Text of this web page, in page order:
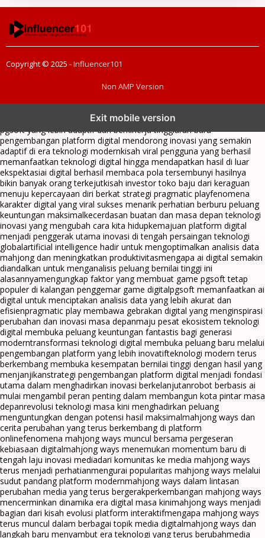
Copyright © 2025 -Influencer101
Non AMP Version
Exit mobile version
menghadirkan inovasi berkualitasai digital menjadi kunci analisis data
pgsoft yang lebih adaptif dan berkinerja tinggiarah baru
pengembangan platform digital mendorong inovasi yang semakin
adaptif di era teknologi modernkisah viral pengguna yang berhasil
memanfaatkan teknologi digital hingga mendapatkan hasil di luar
ekspektasiai digital berhasil membaca pola tersembunyi hasilnya
bikin banyak orang terkejutkisah investor toko baju dari keraguan
menuju kepercayaan diri berkat strategi pragmatic playfenomena
karakter digital yang viral sukses menarik perhatian berburu peluang
keuntungan maksimalkecerdasan buatan dan masa depan teknologi
inovasi yang mengubah cara kita hidupkemajuan platform digital
menjadi penggerak utama inovasi di tengah persaingan teknologi
globalartificial intelligence hadir untuk mengoptimalkan analisis data
mahjong dan meningkatkan produktivitasmengapa ai digital semakin
diandalkan untuk menganalisis peluang bernilai tinggi ini
alasannyamengungkap faktor yang membuat game pgsoft tetap
populer di kalangan penggemar game digitalpgsoft memanfaatkan ai
digital untuk menciptakan analisis data yang lebih akurat dan
efisienpragmatic play membawa gebrakan digital yang menginspirasi
perubahan dan inovasi masa depanmaju pesat ekosistem teknologi
digital membuka peluang keuntungan fantastis bagi generasi
moderntransformasi teknologi digital membuka peluang baru melalui
pengembangan platform yang lebih inovatifteknologi modern terus
berkembang membuka kesempatan bernilai tinggi dengan hasil yang
menjanjikanstrategi pengembangan platform digital menjadi fondasi
utama dalam menghadirkan inovasi berkelanjutanrobot berbasis ai
mulai mengambil peran penting dalam membangun kota pintar masa
depanrevolusi teknologi masa kini menghadirkan peluang
menguntungkan dengan potensi hasil maksimalmahjong ways dan
cerita perubahan yang terus berkembang di platform
onlinefenomena mahjong ways muncul bersama pergeseran
kebiasaan digitalmahjong ways menemukan momentum baru di
tengah laju inovasi mediadari komunitas ke media mahjong ways
terus menjadi perhatianmengurai popularitas mahjong ways melalui
sudut pandang platform modernmahjong ways dalam lintasan
perubahan media yang terus bergerakperkembangan mahjong ways
mencerminkan dinamika era digital masa kinimahjong ways menjadi
bagian dari kisah evolusi platform interaktifmengapa mahjong ways
terus muncul dalam berbagai topik media digitalmahjong ways dan
langkah baru menyambut era teknologi yang terus berubahmedia